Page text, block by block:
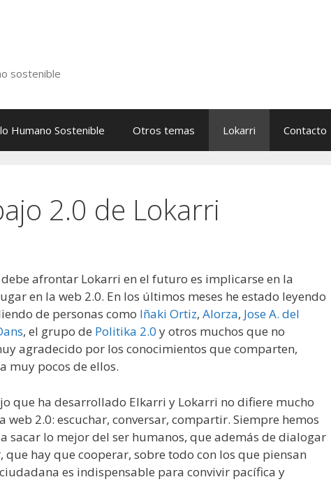
sostenible
Humano Sostenible Otros temas Lokarri Contacto
2.0 de Lokarri
afrontar Lokarri en el futuro es implicarse en la
en la web 2.0. En los últimos meses he estado leyendo
de personas como Iñaki Ortiz, Alorza, Jose A. del
, el grupo de Politika 2.0 y otros muchos que no
agradecido por los conocimientos que comparten,
muy pocos de ellos.
que ha desarrollado Elkarri y Lokarri no difiere mucho
2.0: escuchar, conversar, compartir. Siempre hemos
sacar lo mejor del ser humanos, que además de dialogar
que hay que cooperar, sobre todo con los que piensan
es indispensable para convivir pacífica y